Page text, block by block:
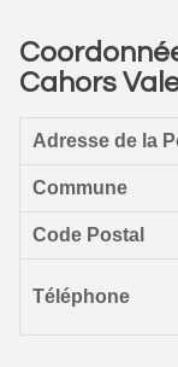
Cahors
Adresse de la
Commune
Code Postal
Téléphone